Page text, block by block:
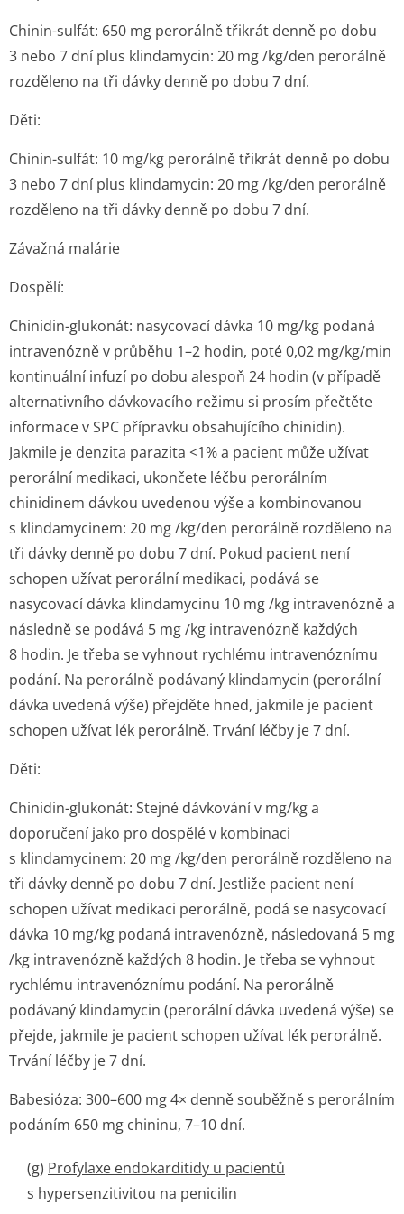
Chinin-sulfát: 650 mg perorálně třikrát denně po dobu
3 nebo 7 dní plus klindamycin: 20 mg /kg/den perorálně
rozděleno na tři dávky denně po dobu 7 dní.
Děti:
Chinin-sulfát: 10 mg/kg perorálně třikrát denně po dobu
3 nebo 7 dní plus klindamycin: 20 mg /kg/den perorálně
rozděleno na tři dávky denně po dobu 7 dní.
Závažná malárie
Dospělí:
Chinidin-glukonát: nasycovací dávka 10 mg/kg podaná
intravenózně v průběhu 1–2 hodin, poté 0,02 mg/kg/min
kontinuální infuzí po dobu alespoň 24 hodin (v případě
alternativního dávkovacího režimu si prosím přečtěte
informace v SPC přípravku obsahujícího chinidin).
Jakmile je denzita parazita <1% a pacient může užívat
perorální medikaci, ukončete léčbu perorálním
chinidinem dávkou uvedenou výše a kombinovanou
s klindamycinem: 20 mg /kg/den perorálně rozděleno na
tři dávky denně po dobu 7 dní. Pokud pacient není
schopen užívat perorální medikaci, podává se
nasycovací dávka klindamycinu 10 mg /kg intravenózně a
následně se podává 5 mg /kg intravenózně každých
8 hodin. Je třeba se vyhnout rychlému intravenóznímu
podání. Na perorálně podávaný klindamycin (perorální
dávka uvedená výše) přejděte hned, jakmile je pacient
schopen užívat lék perorálně. Trvání léčby je 7 dní.
Děti:
Chinidin-glukonát: Stejné dávkování v mg/kg a
doporučení jako pro dospělé v kombinaci
s klindamycinem: 20 mg /kg/den perorálně rozděleno na
tři dávky denně po dobu 7 dní. Jestliže pacient není
schopen užívat medikaci perorálně, podá se nasycovací
dávka 10 mg/kg podaná intravenózně, následovaná 5 mg
/kg intravenózně každých 8 hodin. Je třeba se vyhnout
rychlému intravenóznímu podání. Na perorálně
podávaný klindamycin (perorální dávka uvedená výše) se
přejde, jakmile je pacient schopen užívat lék perorálně.
Trvání léčby je 7 dní.
Babesióza: 300–600 mg 4× denně souběžně s perorálním
podáním 650 mg chininu, 7–10 dní.
(g) Profylaxe endokarditidy u pacientů
s hypersenzitivitou na penicilin